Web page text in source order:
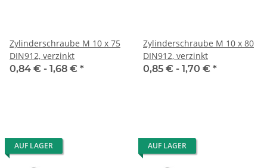
Zylinderschraube M 10 x 75
DIN912, verzinkt
0,84 € - 1,68 € *
Zylinderschraube M 10 x 80
DIN912, verzinkt
0,85 € - 1,70 € *
AUF LAGER AUF LAGER